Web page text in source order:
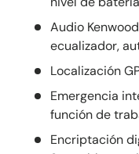
Audio
ecualizador,
Localización
Emergencia
función de
Encriptación